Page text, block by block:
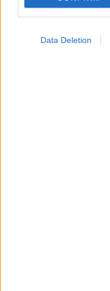
Opted Out
Data Deletion
2026. május 08. 15:24
Küldés